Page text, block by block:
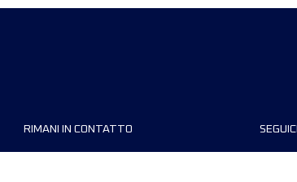
RIMANI IN CONTATTO SEGUICI